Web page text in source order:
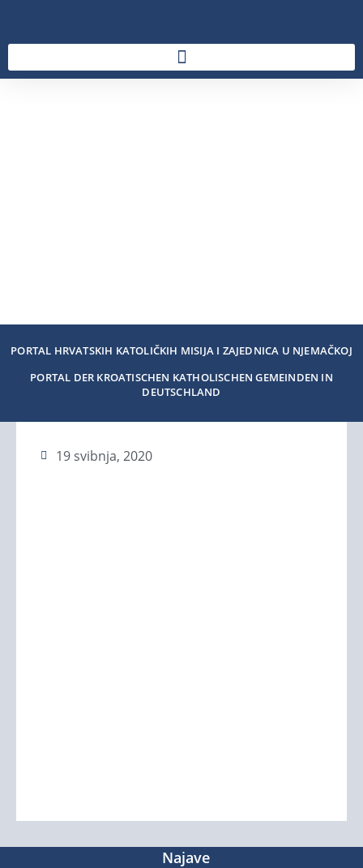
PORTAL HRVATSKIH KATOLIČKIH MISIJA I ZAJEDNICA U NJEMAČKOJ
PORTAL DER KROATISCHEN KATHOLISCHEN GEMEINDEN IN
DEUTSCHLAND
19 svibnja, 2020
Najave